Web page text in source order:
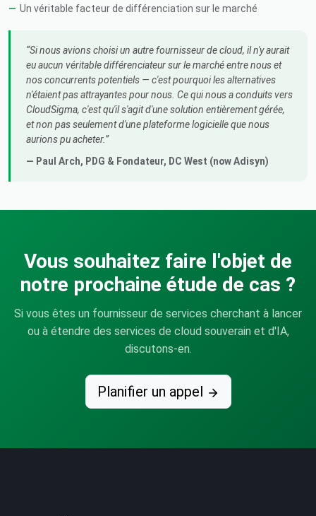
Un véritable facteur de différenciation sur le marché
Si nous avions choisi un autre fournisseur de cloud, il n'y aurait
eu aucun véritable différenciateur sur le marché entre nous et
nos concurrents potentiels — c'est pourquoi les alternatives
n'étaient pas attrayantes pour nous. Ce qui nous a conduits vers
CloudSigma, c'est qu'il s'agit d'une solution entièrement gérée,
et non pas seulement d'une plateforme logicielle que nous
aurions pu acheter.
— Paul Arch, PDG & Fondateur, DC West (now Adisyn)
Vous souhaitez faire l'objet de
notre prochaine étude de cas ?
Si vous êtes un fournisseur de services cherchant à lancer
ou à étendre des services de cloud souverain et d'IA,
discutons-en.
Planifier un appel